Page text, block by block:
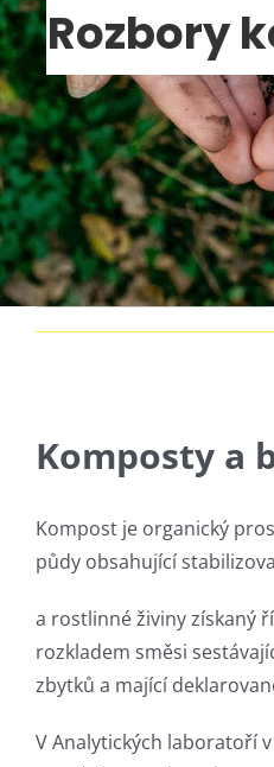
Rozbory
Komposty a
Kompost je organický
půdy obsahující
a rostlinné živiny získaný
rozkladem směsi
zbytků a mající
V Analytických laboratoří